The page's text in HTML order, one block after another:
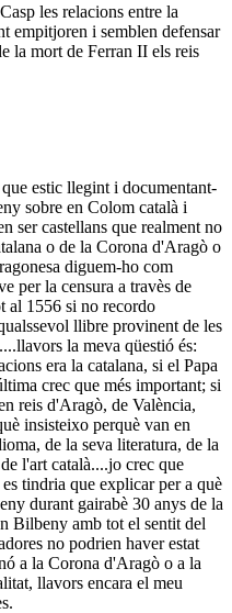
les relacions entre la
empitjoren i semblen defensar
la mort de Ferran II els reis
estic llegint i documentant-
sobre en Colom català i
ser castellans que realment no
o de la Corona d'Aragò o
diguem-ho com
per la censura a travès de
al 1556 si no recordo
llibre provinent de les
la meva qüestió és:
era la catalana, si el Papa
crec que més important; si
reis d'Aragò, de València,
insisteixo perquè van en
de la seva literatura, de la
l'art català....jo crec que
tindria que explicar per a què
durant gairabè 30 anys de la
Bilbeny amb tot el sentit del
no podrien haver estat
a la Corona d'Aragò o a la
llavors encara el meu